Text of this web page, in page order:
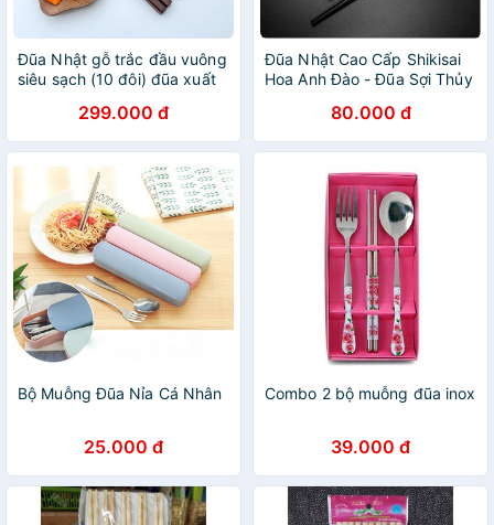
Đũa Nhật gỗ trắc đầu vuông
siêu sạch (10 đôi) đũa xuất
299.000 đ
Đũa Nhật Cao Cấp Shikisai
Hoa Anh Đào - Đũa Sợi Thủy
80.000 đ
Bộ Muỗng Đũa Nỉa Cá Nhân
25.000 đ
Combo 2 bộ muỗng đũa inox
39.000 đ